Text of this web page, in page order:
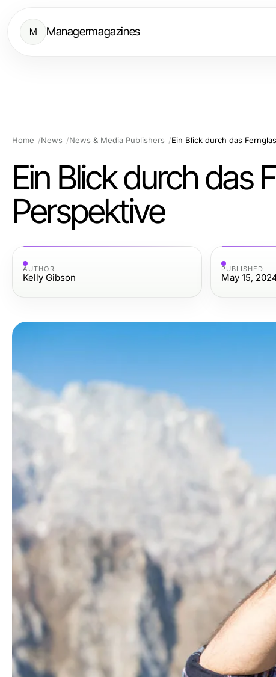
M Managermagazines
Home News News & Media Publishers Ein Blick durch das
Ein Blick durch das
Perspektive
AUTHOR
Kelly Gibson
PUBLISHED
May 15,